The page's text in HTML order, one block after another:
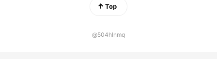
Top
@504hlnmq